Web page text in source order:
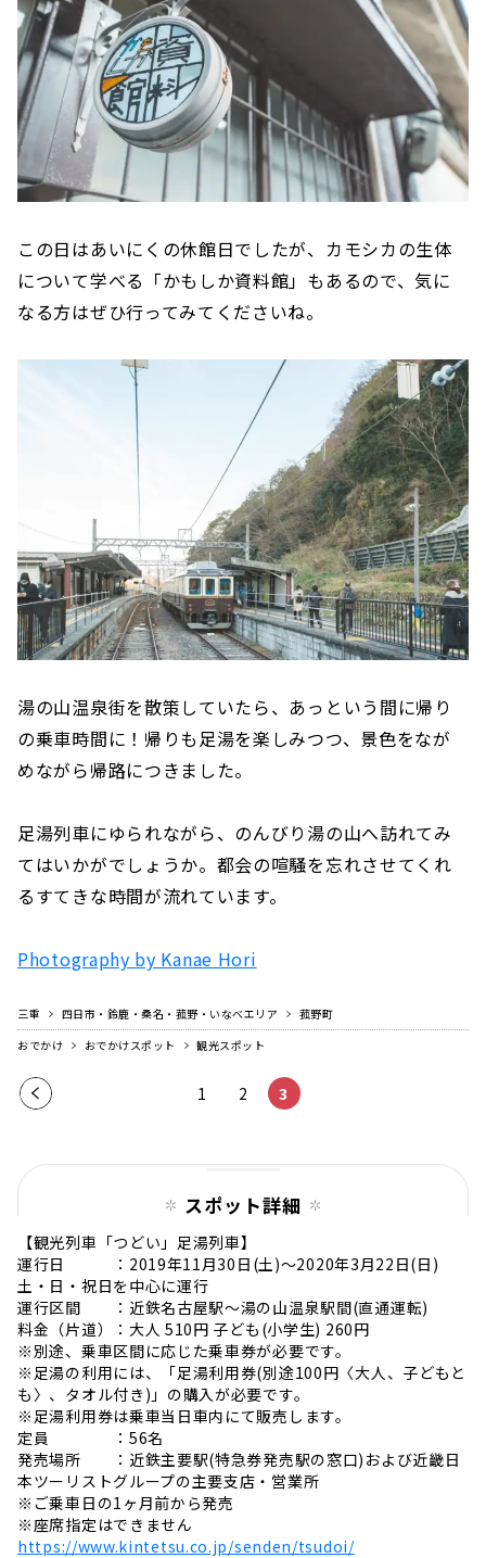
この日はあいにくの休館日でしたが、カモシカの生体
について学べる「かもしか資料館」もあるので、気に
なる方はぜひ行ってみてくださいね。
湯の山温泉街を散策していたら、あっという間に帰り
の乗車時間に！帰りも足湯を楽しみつつ、景色をなが
めながら帰路につきました。
足湯列車にゆられながら、のんびり湯の山へ訪れてみ
てはいかがでしょうか。都会の喧騒を忘れさせてくれ
るすてきな時間が流れています。
Photography by Kanae Hori
三重 四日市・鈴鹿・桑名・菰野・いなべエリア
菰野町
おでかけ
おでかけスポット 観光スポット
前の
1 2 3
スポット詳細
【観光列車「つどい」足湯列車】
運行日 ：2019年11月30日(土)〜2020年3月22日(日)
土・日・祝日を中心に運行
運行区間 ：近鉄名古屋駅〜湯の山温泉駅間(直通運転)
料金（片道）：大人 510円 子ども(小学生) 260円
※別途、乗車区間に応じた乗車券が必要です。
※足湯の利用には、「足湯利用券(別途100円〈大人、子どもと
も〉、タオル付き)」の購入が必要です。
※足湯利用券は乗車当日車内にて販売します。
定員 ：56名
発売場所 ：近鉄主要駅(特急券発売駅の窓口)および近畿日
本ツーリストグループの主要支店・営業所
※ご乗車日の1ヶ月前から発売
※座席指定はできません
https://www.kintetsu.co.jp/senden/tsudoi/